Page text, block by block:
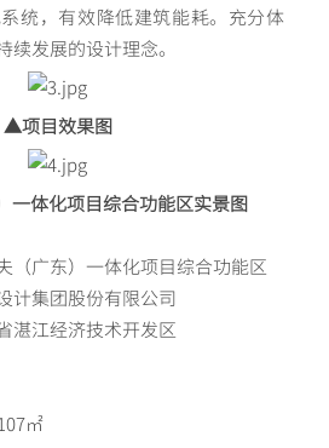
统，有效降低建筑能耗。充分体
发展的设计理念。
▲项目效果图
体化项目综合功能区实景图
（广东）一体化项目综合功能区
计集团股份有限公司
湛江经济技术开发区
㎡